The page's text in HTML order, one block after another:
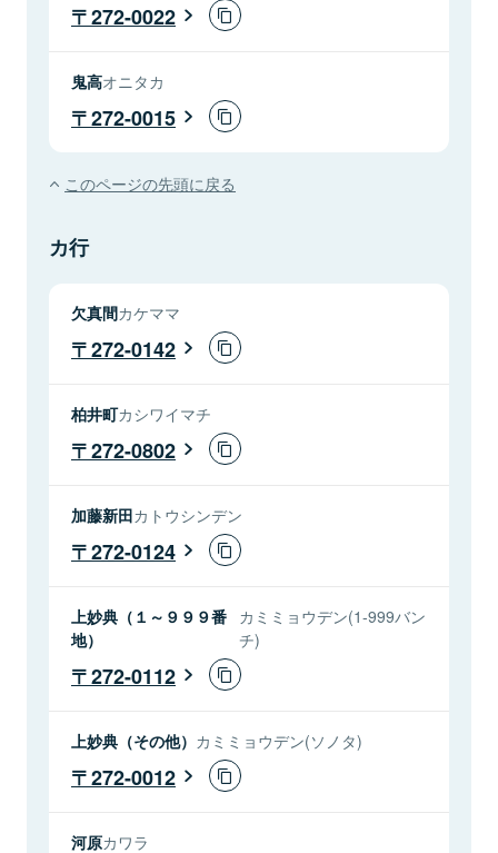
272-0022
鬼高オニタカ
272-0015
このページの先頭に戻る
カ行
欠真間カケママ
272-0142
柏井町カシワイマチ
272-0802
加藤新田カトウシンデン
272-0124
上妙典（１～９９９番
地）
カミミョウデン(1-999バン
チ)
272-0112
上妙典（その他） カミミョウデン(ソノタ)
272-0012
河原カワラ